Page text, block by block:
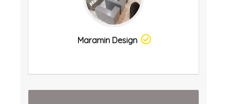
Maramin Design